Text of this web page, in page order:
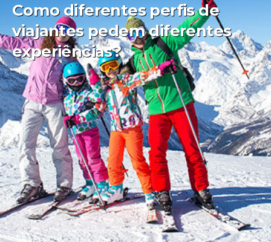
Como diferentes perfis de
viajantes pedem diferentes
experiências?